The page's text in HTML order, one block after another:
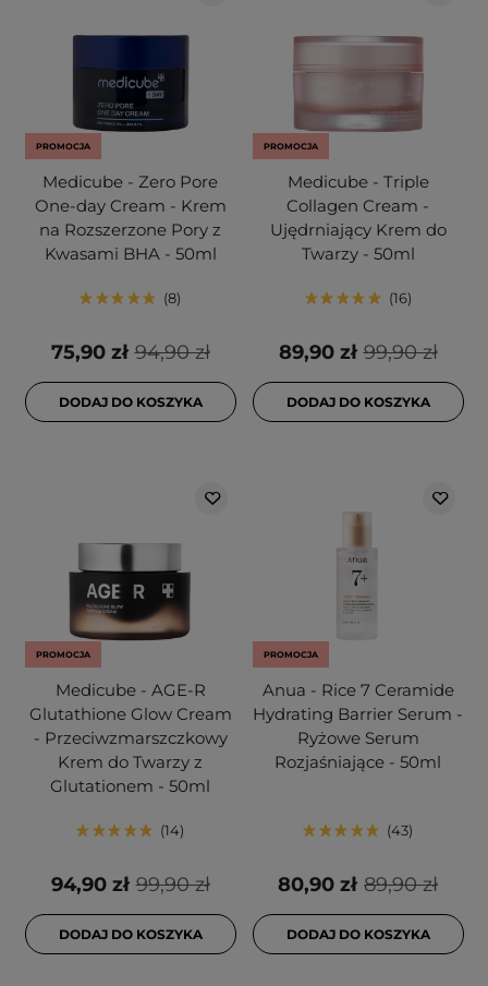
PROMOCJA
Medicube - Zero Pore
One-day Cream - Krem
na Rozszerzone Pory z
Kwasami BHA - 50ml
8
94,90 zł
75,90 zł
DODAJ DO KOSZYKA
PROMOCJA
Medicube - Triple
Collagen Cream -
Ujędrniający Krem do
Twarzy - 50ml
16
99,90 zł
89,90 zł
DODAJ DO KOSZYKA
PROMOCJA
Medicube - AGE-R
Glutathione Glow Cream
- Przeciwzmarszczkowy
Krem do Twarzy z
Glutationem - 50ml
14
99,90 zł
94,90 zł
DODAJ DO KOSZYKA
PROMOCJA
Anua - Rice 7 Ceramide
Hydrating Barrier Serum -
Ryżowe Serum
Rozjaśniające - 50ml
43
89,90 zł
80,90 zł
DODAJ DO KOSZYKA